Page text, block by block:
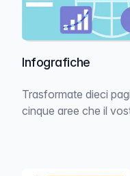
Infografiche
Trasformate dieci
cinque aree che il